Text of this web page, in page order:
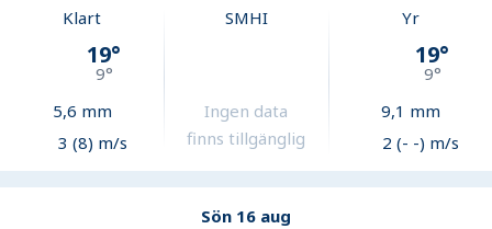
Klart
19°
9°
5,6 mm
3 (8) m/s
SMHI
Ingen data
finns tillgänglig
Yr
19°
9°
9,1 mm
2 (- -) m/s
Sön 16 aug